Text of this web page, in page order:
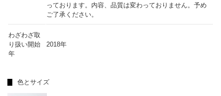
っております。内容、品質は変わっておりません。予め
ご了承ください。
わざわざ取
り扱い開始
年
2018年
色とサイズ